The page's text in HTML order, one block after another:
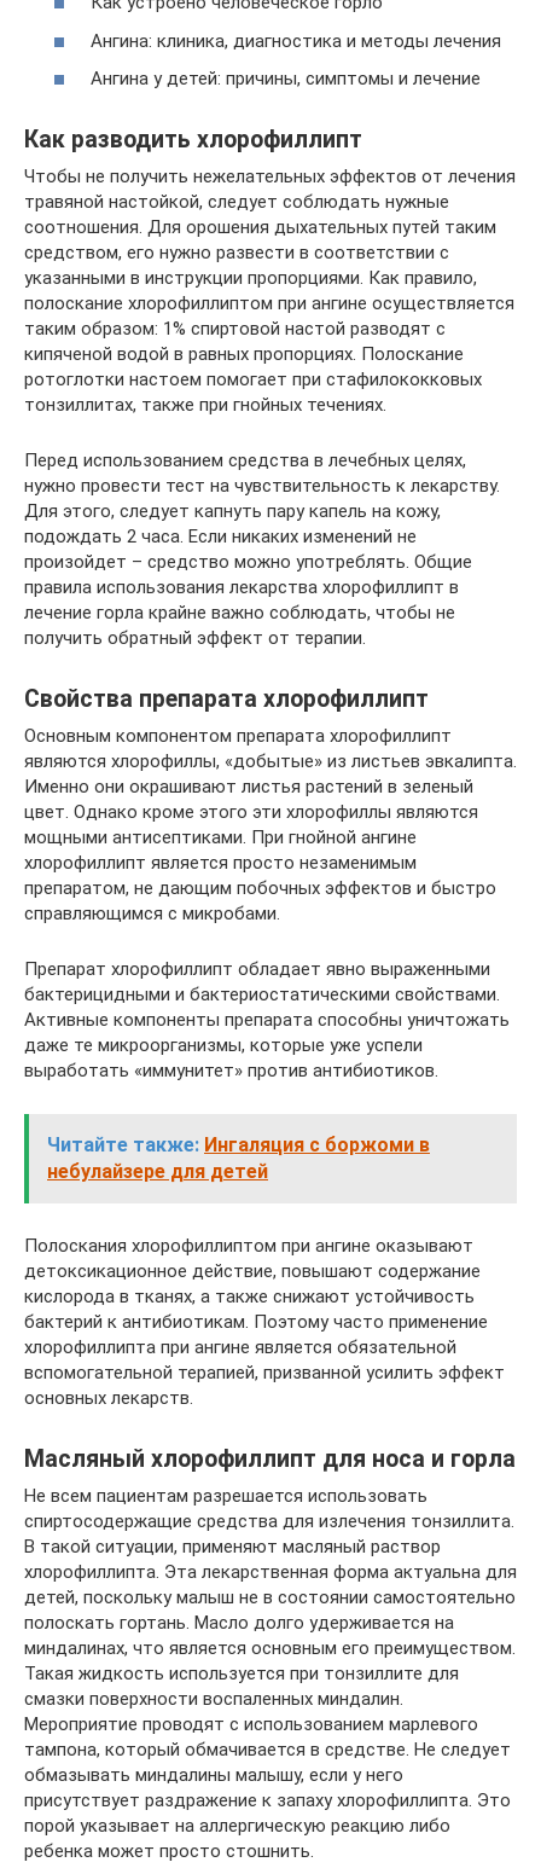
Ангина: клиника, диагностика и методы лечения
Ангина у детей: причины, симптомы и лечение
Как разводить хлорофиллипт
Чтобы не получить нежелательных эффектов от лечения
травяной настойкой, следует соблюдать нужные
соотношения. Для орошения дыхательных путей таким
средством, его нужно развести в соответствии с
указанными в инструкции пропорциями. Как правило,
полоскание хлорофиллиптом при ангине осуществляется
таким образом: 1% спиртовой настой разводят с
кипяченой водой в равных пропорциях. Полоскание
ротоглотки настоем помогает при стафилококковых
тонзиллитах, также при гнойных течениях.
Перед использованием средства в лечебных целях,
нужно провести тест на чувствительность к лекарству.
Для этого, следует капнуть пару капель на кожу,
подождать 2 часа. Если никаких изменений не
произойдет – средство можно употреблять. Общие
правила использования лекарства хлорофиллипт в
лечение горла крайне важно соблюдать, чтобы не
получить обратный эффект от терапии.
Свойства препарата хлорофиллипт
Основным компонентом препарата хлорофиллипт
являются хлорофиллы, «добытые» из листьев эвкалипта.
Именно они окрашивают листья растений в зеленый
цвет. Однако кроме этого эти хлорофиллы являются
мощными антисептиками. При гнойной ангине
хлорофиллипт является просто незаменимым
препаратом, не дающим побочных эффектов и быстро
справляющимся с микробами.
Препарат хлорофиллипт обладает явно выраженными
бактерицидными и бактериостатическими свойствами.
Активные компоненты препарата способны уничтожать
даже те микроорганизмы, которые уже успели
выработать «иммунитет» против антибиотиков.
Читайте также: Ингаляция с боржоми в
небулайзере для детей
Полоскания хлорофиллиптом при ангине оказывают
детоксикационное действие, повышают содержание
кислорода в тканях, а также снижают устойчивость
бактерий к антибиотикам. Поэтому часто применение
хлорофиллипта при ангине является обязательной
вспомогательной терапией, призванной усилить эффект
основных лекарств.
Масляный хлорофиллипт для носа и горла
Не всем пациентам разрешается использовать
спиртосодержащие средства для излечения тонзиллита.
В такой ситуации, применяют масляный раствор
хлорофиллипта. Эта лекарственная форма актуальна для
детей, поскольку малыш не в состоянии самостоятельно
полоскать гортань. Масло долго удерживается на
миндалинах, что является основным его преимуществом.
Такая жидкость используется при тонзиллите для
смазки поверхности воспаленных миндалин.
Мероприятие проводят с использованием марлевого
тампона, который обмачивается в средстве. Не следует
обмазывать миндалины малышу, если у него
присутствует раздражение к запаху хлорофиллипта. Это
порой указывает на аллергическую реакцию либо
ребенка может просто стошнить.